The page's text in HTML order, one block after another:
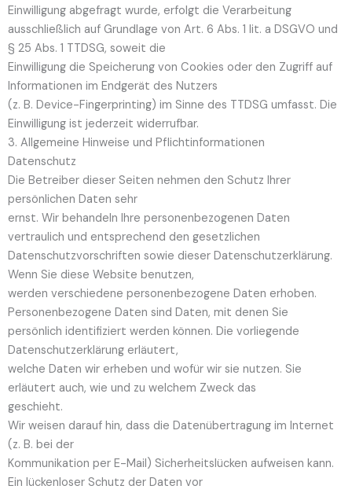
Einwilligung abgefragt wurde, erfolgt die Verarbeitung
ausschließlich auf Grundlage von Art. 6 Abs. 1 lit. a DSGVO und
§ 25 Abs. 1 TTDSG, soweit die
Einwilligung die Speicherung von Cookies oder den Zugriff auf
Informationen im Endgerät des Nutzers
(z. B. Device-Fingerprinting) im Sinne des TTDSG umfasst. Die
Einwilligung ist jederzeit widerrufbar.
3. Allgemeine Hinweise und Pflicht­informationen
Datenschutz
Die Betreiber dieser Seiten nehmen den Schutz Ihrer
persönlichen Daten sehr
ernst. Wir behandeln Ihre personenbezogenen Daten
vertraulich und entsprechend den gesetzlichen
Datenschutzvorschriften sowie dieser Datenschutzerklärung.
Wenn Sie diese Website benutzen,
werden verschiedene personenbezogene Daten erhoben.
Personenbezogene Daten sind Daten, mit denen Sie
persönlich identifiziert werden können. Die vorliegende
Datenschutzerklärung erläutert,
welche Daten wir erheben und wofür wir sie nutzen. Sie
erläutert auch, wie und zu welchem Zweck das
geschieht.
Wir weisen darauf hin, dass die Datenübertragung im Internet
(z. B. bei der
Kommunikation per E-Mail) Sicherheitslücken aufweisen kann.
Ein lückenloser Schutz der Daten vor